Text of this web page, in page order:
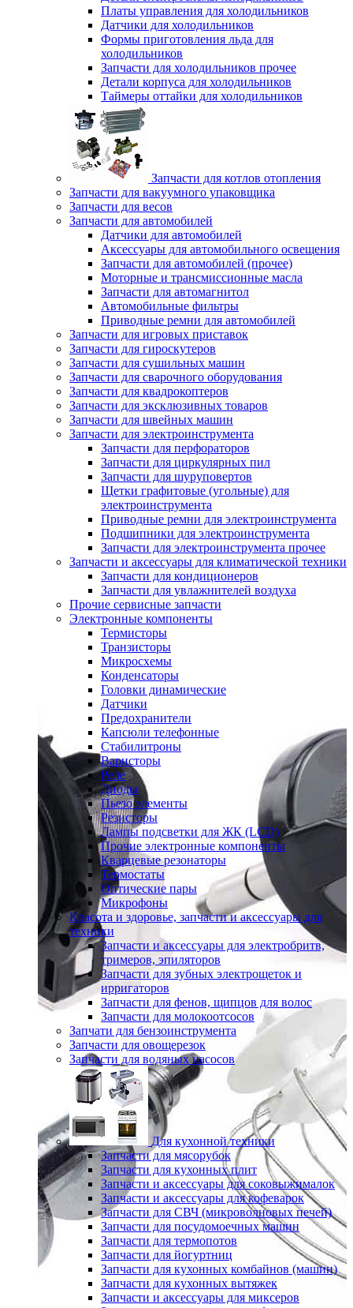
Платы управления для холодильников
Датчики для холодильников
Формы приготовления льда для
холодильников
Запчасти для холодильников прочее
Детали корпуса для холодильников
Таймеры оттайки для холодильников
Запчасти для котлов отопления
Запчасти для вакуумного упаковщика
Запчасти для весов
Запчасти для автомобилей
Датчики для автомобилей
Аксессуары для автомобильного освещения
Запчасти для автомобилей (прочее)
Моторные и трансмиссионные масла
Запчасти для автомагнитол
Автомобильные фильтры
Приводные ремни для автомобилей
Запчасти для игровых приставок
Запчасти для гироскутеров
Запчасти для сушильных машин
Запчасти для сварочного оборудования
Запчасти для квадрокоптеров
Запчасти для эксклюзивных товаров
Запчасти для швейных машин
Запчасти для электроинструмента
Запчасти для перфораторов
Запчасти для циркулярных пил
Запчасти для шуруповертов
Щетки графитовые (угольные) для
электроинструмента
Приводные ремни для электроинструмента
Подшипники для электроинструмента
Запчасти для электроинструмента прочее
Запчасти и аксессуары для климатической техники
Запчасти для кондиционеров
Запчасти для увлажнителей воздуха
Прочие сервисные запчасти
Электронные компоненты
Термисторы
Транзисторы
Микросхемы
Конденсаторы
Головки динамические
Датчики
Предохранители
Капсюли телефонные
Стабилитроны
Варисторы
Реле
Диоды
Пьезо элементы
Резисторы
Лампы подсветки для ЖК (LCD)
Прочие электронные компоненты
Кварцевые резонаторы
Термостаты
Оптические пары
Микрофоны
Красота и здоровье, запчасти и аксессуары для
техники
Запчасти и аксессуары для электробритв,
тримеров, эпиляторов
Запчасти для зубных электрощеток и
ирригаторов
Запчасти для фенов, щипцов для волос
Запчасти для молокоотсосов
Запчати для бензоинструмента
Запчасти для овощерезок
Запчасти для водяных насосов
Для кухонной техники
Запчасти для мясорубок
Запчасти для кухонных плит
Запчасти и аксессуары для соковыжималок
Запчасти и аксессуары для кофеварок
Запчасти для СВЧ (микроволновых печей)
Запчасти для посудомоечных машин
Запчасти для термопотов
Запчасти для йогуртниц
Запчасти для кухонных комбайнов (машин)
Запчасти для кухонных вытяжек
Запчасти и аксессуары для миксеров